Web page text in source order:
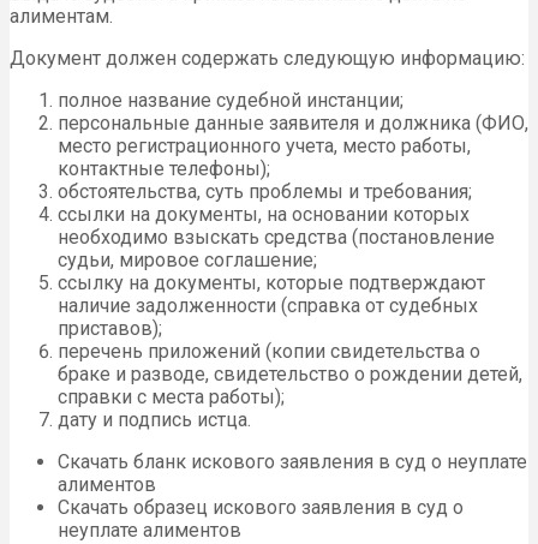
алиментам.
Документ должен содержать следующую информацию:
полное название судебной инстанции;
персональные данные заявителя и должника (ФИО,
место регистрационного учета, место работы,
контактные телефоны);
обстоятельства, суть проблемы и требования;
ссылки на документы, на основании которых
необходимо взыскать средства (постановление
судьи, мировое соглашение;
ссылку на документы, которые подтверждают
наличие задолженности (справка от судебных
приставов);
перечень приложений (копии свидетельства о
браке и разводе, свидетельство о рождении детей,
справки с места работы);
дату и подпись истца.
Скачать бланк искового заявления в суд о неуплате
алиментов
Скачать образец искового заявления в суд о
неуплате алиментов